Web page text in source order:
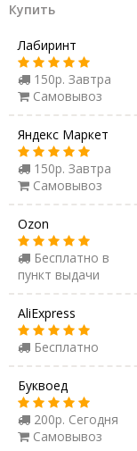
Купить
Лабиринт
150р. Завтра
Самовывоз
Яндекс Маркет
150р. Завтра
Самовывоз
Ozon
Бесплатно в
пункт выдачи
AliExpress
Бесплатно
Буквоед
200р. Сегодня
Самовывоз